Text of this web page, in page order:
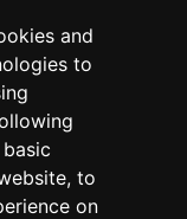
and
to
, to
on